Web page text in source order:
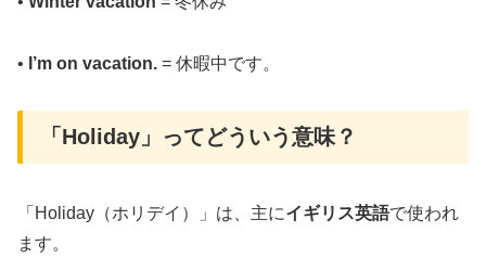
• I’m on vacation. = 休暇中です。
「Holiday」ってどういう意味？
「Holiday（ホリデイ）」は、主にイギリス英語で使われ
ます。